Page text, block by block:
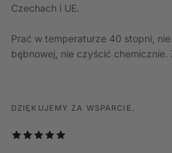
Czechach i UE.
Prać w temperaturze 40 stopni,
bębnowej, nie czyścić chemicznie.
DZIĘKUJEMY ZA WSPARCIE.